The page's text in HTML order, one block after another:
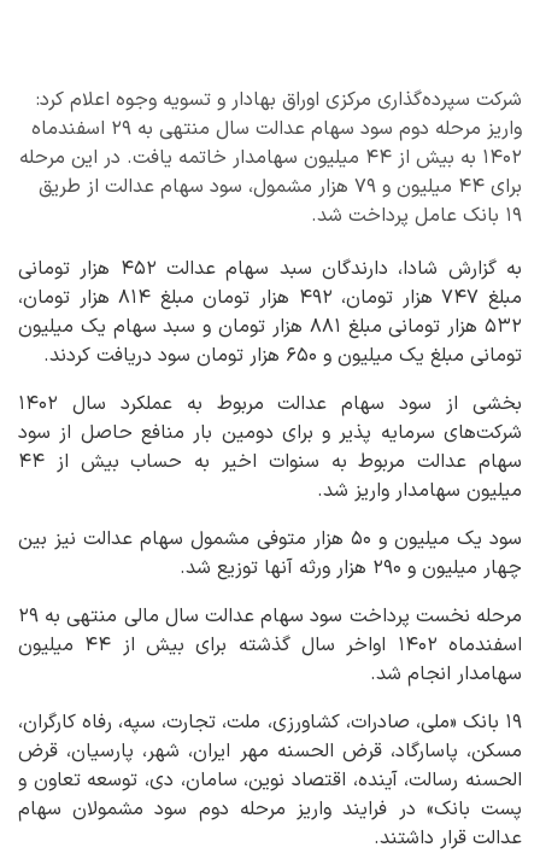
شرکت سپرده‌گذاری مرکزی اوراق بهادار و تسویه وجوه اعلام کرد:
واریز مرحله دوم سود سهام عدالت سال منتهی به ۲۹ اسفندماه
۱۴۰۲ به بیش از ۴۴ میلیون سهامدار خاتمه یافت. در این مرحله
برای ۴۴ میلیون و ۷۹ هزار مشمول، سود سهام عدالت از طریق
۱۹ بانک عامل پرداخت شد.
به گزارش شادا، دارندگان سبد سهام عدالت ۴۵۲ هزار تومانی
مبلغ ۷۴۷ هزار تومان، ۴۹۲ هزار تومان مبلغ ۸۱۴ هزار تومان،
۵۳۲ هزار تومانی مبلغ ۸۸۱ هزار تومان و سبد سهام یک میلیون
تومانی مبلغ یک میلیون و ۶۵۰ هزار تومان سود دریافت کردند.
بخشی از سود سهام عدالت مربوط به عملکرد سال ۱۴۰۲
شرکت‌های سرمایه پذیر و برای دومین بار منافع حاصل از سود
سهام عدالت مربوط به سنوات اخیر به حساب بیش از ۴۴
میلیون سهامدار واریز شد.
سود یک میلیون و ۵۰ هزار متوفی مشمول سهام عدالت نیز بین
چهار میلیون و ۲۹۰ هزار ورثه آنها توزیع شد.
مرحله نخست پرداخت سود سهام عدالت سال مالی منتهی به ۲۹
اسفندماه ۱۴۰۲ اواخر سال گذشته برای بیش از ۴۴ میلیون
سهامدار انجام شد.
۱۹ بانک‌ «ملی، صادرات، کشاورزی، ملت، تجارت، سپه، رفاه کارگران،
مسکن، پاسارگاد، قرض الحسنه مهر ایران، شهر، پارسیان، قرض
الحسنه رسالت، آینده، اقتصاد نوین، سامان، دی، توسعه تعاون و
پست بانک» در فرایند واریز مرحله دوم سود مشمولان سهام
عدالت قرار داشتند.